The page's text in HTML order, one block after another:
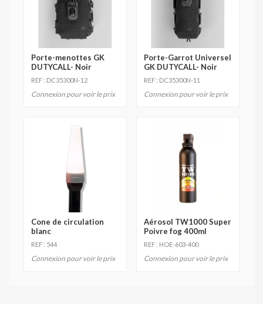
Porte-menottes GK
DUTYCALL- Noir
REF : DC35300N-12
Connexion pour voir le prix
Porte-Garrot Universel
GK DUTYCALL- Noir
REF : DC35300N-11
Connexion pour voir le prix
Cone de circulation
blanc
REF : 544
Connexion pour voir le prix
Aérosol TW1000 Super
Poivre fog 400ml
REF : HOE-603-400
Connexion pour voir le prix